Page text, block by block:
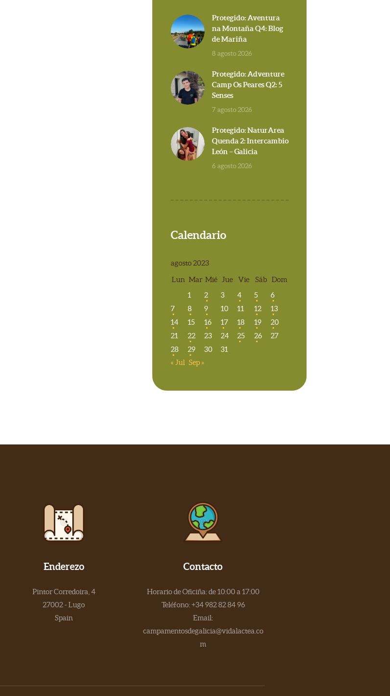
Protegido: Aventura
na Montaña Q4: Blog
de Mariña
8 agosto 2026
Protegido: Adventure
Camp Os Peares Q2: 5
Senses
7 agosto 2026
Protegido: NaturArea
Quenda 2: Intercambio
León – Galicia
6 agosto 2026
Calendario
agosto 2023
Lun Mar Mié Jue Vie Sáb
Dom
1
2 3 4 5
6
7
8 9 10 11 12
13
14
15 16 17 18 19
20
21
22 23 24 25 26
27
28
29 30
31
« Jul Sep »
Enderezo
Pintor Corredoira, 4
27002 - Lugo
Spain
Contacto
Horario de Oficiña: de 10:00 a 17:00
Teléfono: +34 982 82 84 96
Email:
campamentosdegalicia@vidalactea.co
m